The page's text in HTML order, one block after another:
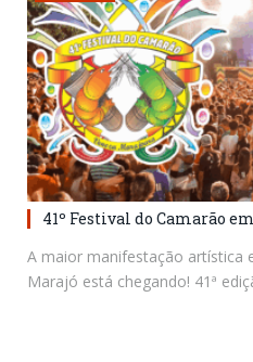
41º Festival do Camarão
A maior manifestação artística
Marajó está chegando! 41ª